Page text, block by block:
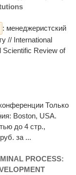
: менеджеристский
// International
Review of
Только
Boston, USA.
до 4 стр.,
за ...
PROCESS: